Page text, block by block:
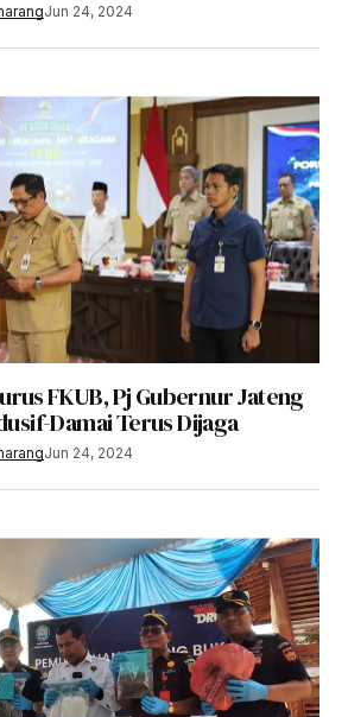
Jun 24, 2024
FKUB, Pj Gubernur Jateng
Damai Terus Dijaga
Jun 24, 2024